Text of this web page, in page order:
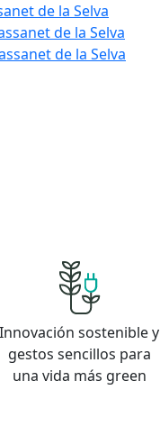
de la Selva
de la Selva
de la Selva
Innovación sostenible y
gestos sencillos para
una vida más green